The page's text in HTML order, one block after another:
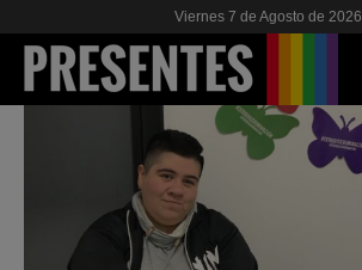
Viernes 7 de Agosto de 2026
ACTUALIDAD
INVESTIGACIONES
VIH & SIDA